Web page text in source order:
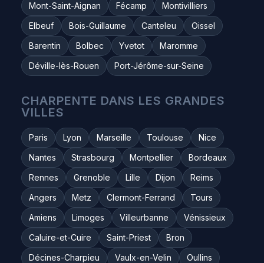
Mont-Saint-Aignan
Fécamp
Montivilliers
Elbeuf
Bois-Guillaume Canteleu
Oissel
Barentin
Bolbec Yvetot
Maromme
Déville-lès-Rouen
Port-Jérôme-sur-Seine
CHARPENTE DANS LES GRANDES
VILLES
Paris Lyon Marseille Toulouse
Nice
Nantes
Strasbourg Montpellier
Bordeaux
Rennes
Grenoble Lille Dijon
Reims
Angers
Metz Clermont-Ferrand
Tours
Amiens
Limoges Villeurbanne
Vénissieux
Caluire-et-Cuire
Saint-Priest
Bron
Décines-Charpieu
Vaulx-en-Velin
Oullins